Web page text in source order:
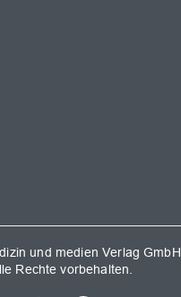
und medien Verlag GmbH
Rechte vorbehalten.